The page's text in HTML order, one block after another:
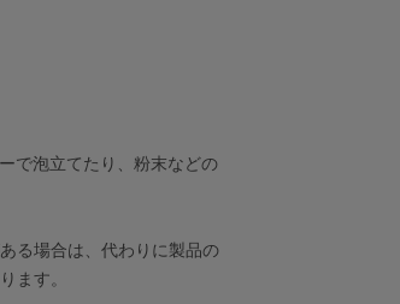
で泡立てたり、粉末などの
る場合は、代わりに製品の
ます。